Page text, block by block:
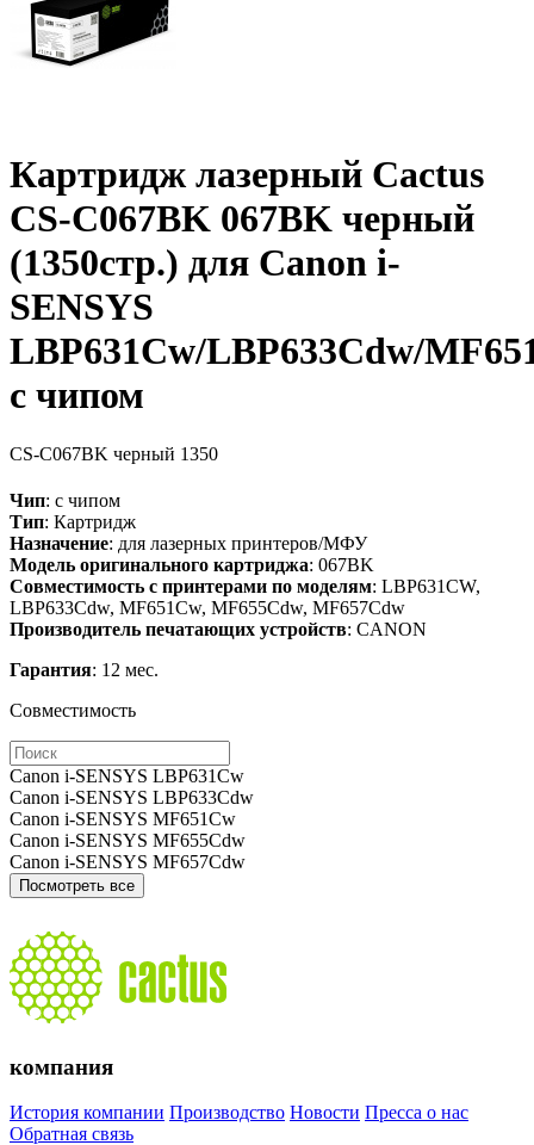
Картридж лазерный Cactus
CS-C067BK 067BK черный
(1350стр.) для Canon i-
SENSYS
LBP631Cw/LBP633Cdw/
с чипом
CS-C067BK черный 1350
Чип: с чипом
Тип: Картридж
Назначение: для лазерных принтеров/МФУ
Модель оригинального картриджа: 067BK
Совместимость с принтерами по моделям: LBP631CW,
LBP633Cdw, MF651Cw, MF655Cdw, MF657Cdw
Производитель печатающих устройств: CANON
Гарантия: 12 мес.
Совместимость
Canon i-SENSYS LBP631Cw
Canon i-SENSYS LBP633Cdw
Canon i-SENSYS MF651Cw
Canon i-SENSYS MF655Cdw
Canon i-SENSYS MF657Cdw
Посмотреть все
компания
История компании Производство Новости Пресса о нас
Обратная связь